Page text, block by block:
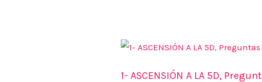
1- ASCENSIÓN A LA 5D,